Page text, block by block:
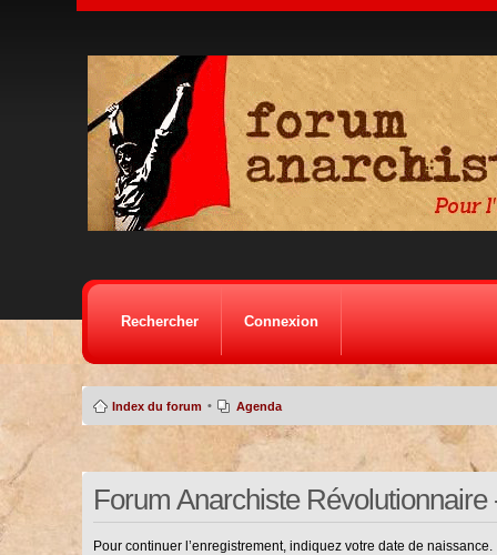
Rechercher Connexion
Index du forum • Agenda
Forum Anarchiste
Pour continuer l’enregistrement, indiquez votre date de naissance.